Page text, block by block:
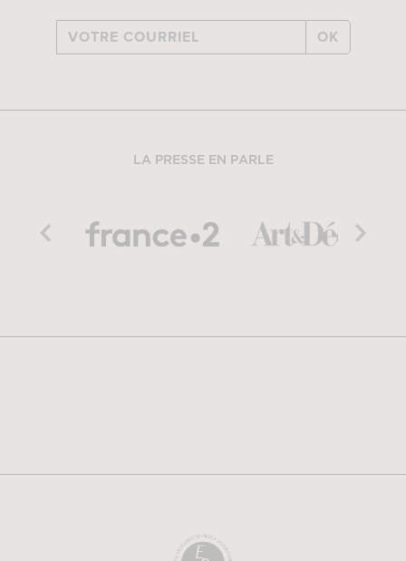
OK
LA PRESSE EN PARLE